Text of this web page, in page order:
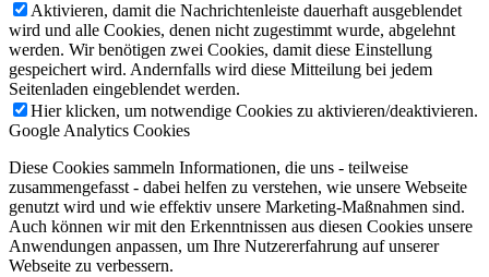
Aktivieren, damit die Nachrichtenleiste dauerhaft ausgeblendet
wird und alle Cookies, denen nicht zugestimmt wurde, abgelehnt
werden. Wir benötigen zwei Cookies, damit diese Einstellung
gespeichert wird. Andernfalls wird diese Mitteilung bei jedem
Seitenladen eingeblendet werden.
Hier klicken, um notwendige Cookies zu aktivieren/deaktivieren.
Google Analytics Cookies
Diese Cookies sammeln Informationen, die uns - teilweise
zusammengefasst - dabei helfen zu verstehen, wie unsere Webseite
genutzt wird und wie effektiv unsere Marketing-Maßnahmen sind.
Auch können wir mit den Erkenntnissen aus diesen Cookies unsere
Anwendungen anpassen, um Ihre Nutzererfahrung auf unserer
Webseite zu verbessern.